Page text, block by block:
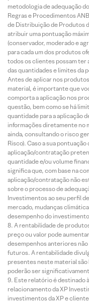
metodologia de adequação
Regras e Procedimentos
de Distribuição de Produtos
atribuir uma pontuação
(conservador, moderado e
para cada um dos produtos
todos os clientes possam ter
das quantidades e limites da
Antes de aplicar nos
material, é importante que
comporta a aplicação nos
questão, bem como se há
quantidade para a aplicação
informações diretamente no
ainda, consultando o risco
Risco). Caso a sua
aplicação/contratação
quantidade e/ou volume
significa que, com base na
aplicação/contratação não
sobre o processo de
Investimentos ao seu perfil
mercado, mudanças
desempenho do
A rentabilidade de
preço ou valor pode
desempenhos anteriores
futuros. A rentabilidade
presentes neste material são
poderão ser
Este relatório é destinado
relacionamento da XP
investimentos da XP e